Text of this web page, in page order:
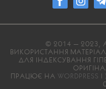
© 2014 — 2023,
ВИКОРИСТАННЯ
ДЛЯ ІНДЕКСУВАННЯ
ПРАЦЮЄ НА WORDPRESS |